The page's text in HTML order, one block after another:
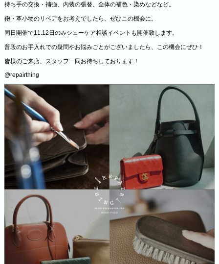
持ち手の交換・補強、内装の張替、全体の補色・染めなどなど。
鞄・革小物のリペアをお考えでしたら、ぜひこの機会に。
同日開催で11.12日のみシューケア相談イベントも開催致します。
普段のお手入れでの疑問やお悩みごとがございましたら、この機会にぜひ！
皆様のご来店、スタッフ一同お待ちしております！
@repairthing